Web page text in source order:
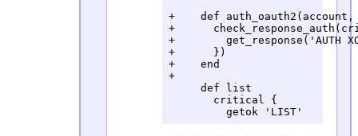
+    def auth_oauth2(account,
+
+        get_response('AUTH
+      })
+    end
+
     def list
       critical {
         getok 'LIST'